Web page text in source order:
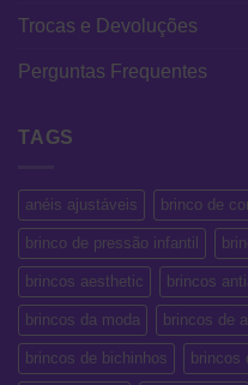
Trocas e Devoluções
Perguntas Frequentes
TAGS
anéis ajustáveis brinco de
brinco de pressão infantil
brincos aesthetic brincos
brincos da moda brincos de
brincos de bichinhos brincos